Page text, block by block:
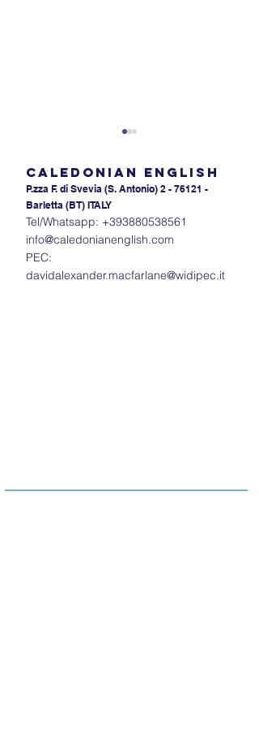
LEARNING LANGUAGES
Caledonian English
P.zza F. di Svevia (S. Antonio) 2 - 76121 -
Barletta (BT) ITALY
Tel/Whatsapp: +393880538561
info@caledonianenglish.com
PEC:
davidalexander.macfarlane@widipec.it